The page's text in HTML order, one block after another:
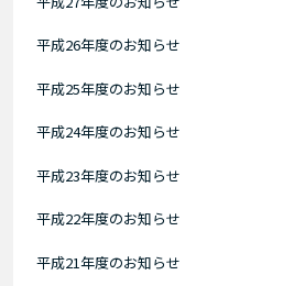
平成26年度のお知らせ
平成25年度のお知らせ
平成24年度のお知らせ
平成23年度のお知らせ
平成22年度のお知らせ
平成21年度のお知らせ